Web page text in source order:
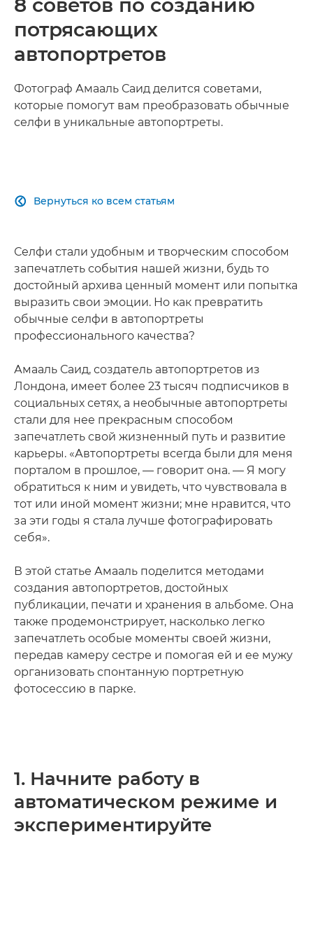
8 советов по созданию
потрясающих
автопортретов
Фотограф Амааль Саид делится советами,
которые помогут вам преобразовать обычные
селфи в уникальные автопортреты.
Вернуться ко всем статьям

Селфи стали удобным и творческим способом
запечатлеть события нашей жизни, будь то
достойный архива ценный момент или попытка
выразить свои эмоции. Но как превратить
обычные селфи в автопортреты
профессионального качества?
Амааль Саид, создатель автопортретов из
Лондона, имеет более 23 тысяч подписчиков в
социальных сетях, а необычные автопортреты
стали для нее прекрасным способом
запечатлеть свой жизненный путь и развитие
карьеры. «Автопортреты всегда были для меня
порталом в прошлое, — говорит она. — Я могу
обратиться к ним и увидеть, что чувствовала в
тот или иной момент жизни; мне нравится, что
за эти годы я стала лучше фотографировать
себя».
В этой статье Амааль поделится методами
создания автопортретов, достойных
публикации, печати и хранения в альбоме. Она
также продемонстрирует, насколько легко
запечатлеть особые моменты своей жизни,
передав камеру сестре и помогая ей и ее мужу
организовать спонтанную портретную
фотосессию в парке.
1. Начните работу в
автоматическом режиме и
экспериментируйте